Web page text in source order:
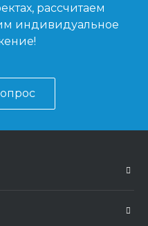
рассчитаем
индивидуальное